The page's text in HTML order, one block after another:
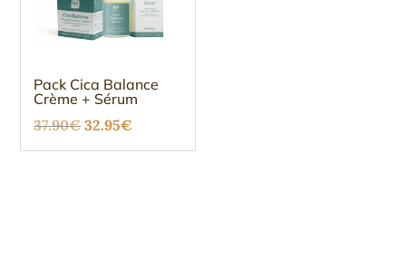
Pack Cica Balance
Crème + Sérum
37.90€Le
prix
32.95€
prix